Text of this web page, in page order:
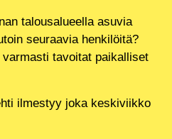
talousalueella asuvia
seuraavia henkilöitä?
tavoitat paikalliset
ilmestyy joka keskiviikko